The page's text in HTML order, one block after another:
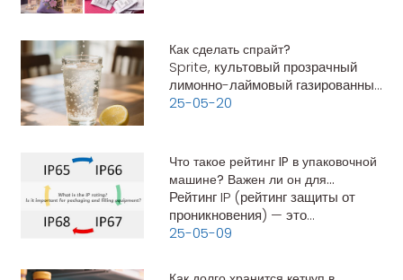
гранулы. Саше, изготовленные из
гибких материалов, таких как
пластик, фольга или бумага, легки
Как сделать спрайт?
Sprite, культовый прозрачный
лимонно-лаймовый газированный
напиток, широко популярен
как коммерческая версия
основана на промышленных
процессах и фирменных
формулах, вы можете создать
простую
25-05-20
Что такое рейтинг IP в упаковочной
машине? Важен ли он для
упаковочного и фасовочного
оборудования?
Рейтинг IP (рейтинг защиты от
проникновения) — это
международный стандарт (IEC
уровень защиты,
25-05-09